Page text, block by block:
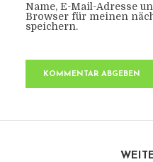
Name, E-Mail-Adresse
Browser für meinen
speichern.